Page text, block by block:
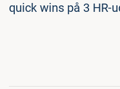
quick wins på 3 HR-